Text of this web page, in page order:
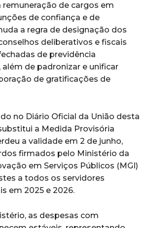
remuneração de cargos em
de confiança e de
a regra de designação dos
deliberativos e fiscais
de previdência
de padronizar e unificar
de gratificações de
no Diário Oficial da União desta
a Medida Provisória
a validade em 2 de junho,
firmados pelo Ministério da
em Serviços Públicos (MGI)
a todos os servidores
em 2025 e 2026.
as despesas com